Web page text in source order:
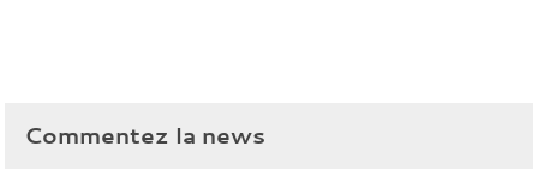
Commentez la news